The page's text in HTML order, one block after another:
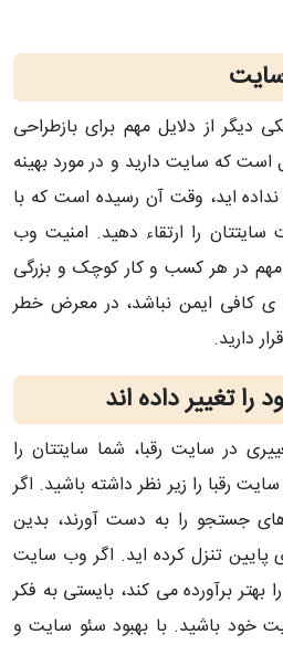
دیگر از دلایل مهم برای بازطراحی
که سایت دارید و در مورد بهینه
اید، وقت آن رسیده است که با
را ارتقاء دهید. امنیت وب
در هر کسب و کار کوچک و بزرگی
ی کافی ایمن نباشد، در معرض خطر
دارید.
تغییر داده اند
در سایت رقبا، شما سایتتان را
رقبا را زیر نظر داشته باشید. اگر
های جستجو را به دست آورند، بدین
پایین تنزل کرده اید. اگر وب سایت
بهتر برآورده می کند، بایستی به فکر
خود باشید. با بهبود سئو سایت و